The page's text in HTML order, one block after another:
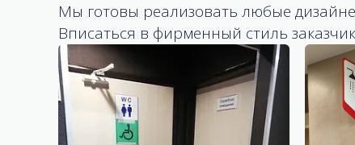
Мы готовы реализовать любые
Вписаться в фирменный стиль